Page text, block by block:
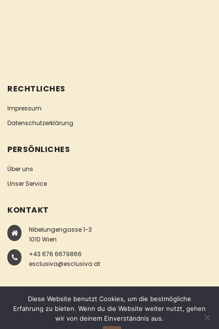
RECHTLICHES
Impressum
Datenschutzerklärung
PERSÖNLICHES
Über uns
Unser Service
KONTAKT
Nibelungengasse 1-3
1010 Wien
+43 676 6679866
esclusiva@esclusiva.at
COPYRIGHT © ESCLUSIVA
Diese Website benutzt Cookies, um die bestmögliche
Erfahrung zu bieten. Wenn du die Website weiter nutzt, gehen
wir von deinem Einverständnis aus.